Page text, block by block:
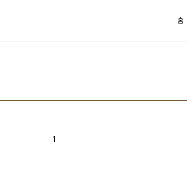
홈
1